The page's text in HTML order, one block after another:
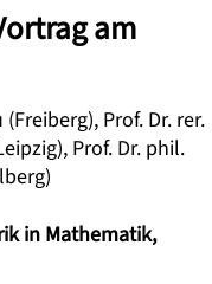
am
(Freiberg), Prof. Dr. rer.
Prof. Dr. phil.
in Mathematik,